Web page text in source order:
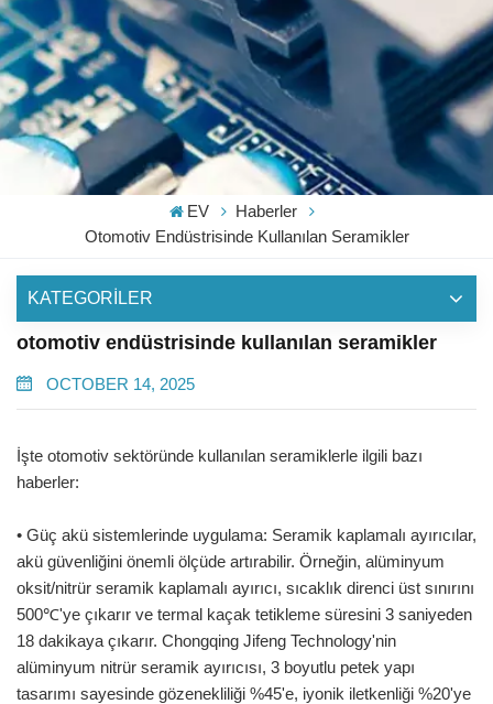
EV
Haberler
Otomotiv Endüstrisinde Kullanılan Seramikler
KATEGORİLER
otomotiv endüstrisinde kullanılan seramikler
OCTOBER 14, 2025
İşte otomotiv sektöründe kullanılan seramiklerle ilgili bazı
haberler:
• Güç akü sistemlerinde uygulama: Seramik kaplamalı ayırıcılar,
akü güvenliğini önemli ölçüde artırabilir. Örneğin, alüminyum
oksit/nitrür seramik kaplamalı ayırıcı, sıcaklık direnci üst sınırını
500℃'ye çıkarır ve termal kaçak tetikleme süresini 3 saniyeden
18 dakikaya çıkarır. Chongqing Jifeng Technology'nin
alüminyum nitrür seramik ayırıcısı, 3 boyutlu petek yapı
tasarımı sayesinde gözenekliliği %45'e, iyonik iletkenliği %20'ye